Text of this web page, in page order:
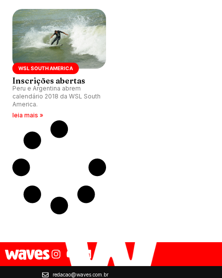
WSL SOUTH AMERICA
Inscrições abertas
Peru e Argentina abrem
calendário 2018 da WSL South
America.
leia mais »
redacao@waves.com.br